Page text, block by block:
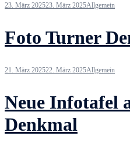
23. März 202523. März 2025Allgemein
Foto Turner
21. März 202522. März 2025Allgemein
Neue Infotafel
Denkmal